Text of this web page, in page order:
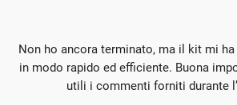
Non ho ancora terminato, ma il kit mi
in modo rapido ed efficiente. Buona
utili i commenti forniti durante